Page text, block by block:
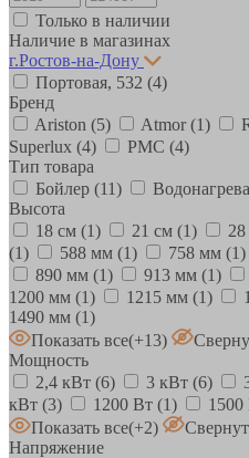
Только в наличии
Наличие в магазинах
г.Ростов-на-Дону
Портовая, 532 (4)
Бренд
Ariston (5) Atmor(1)
Superlux (4) РМС (4)
Тип товара
Бойлер (11)
Высота
18 см (1) 21 см (1)
(1)
588 мм (1) 758 мм (1)
890 мм (1) 913 мм (1)
1200 мм (1) 1215 мм (1)
1490 мм (1)
Показать все(+13)
Мощность
2,4 кВт (6) 3 кВт (6)
кВт (3) 1200 Вт (1) 1500
Показать все(+2)
Напряжение